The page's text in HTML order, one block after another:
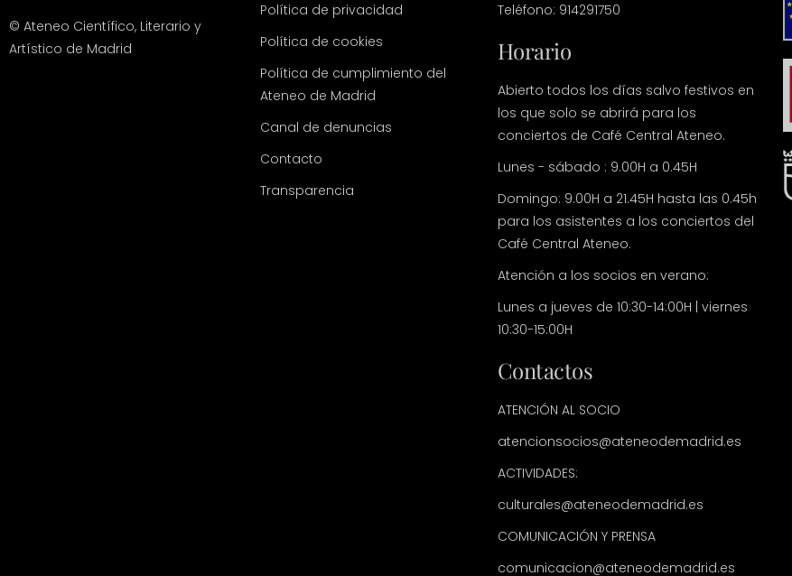
© Ateneo Científico, Literario y
Artístico de Madrid
Política de privacidad
Política de cookies
Política de cumplimiento del
Ateneo de Madrid
Canal de denuncias
Contacto
Transparencia
Teléfono: 914291750
Horario
Abierto todos los días salvo festivos en
los que solo se abrirá para los
conciertos de Café Central Ateneo.
Lunes - sábado : 9.00H a 0.45H
Domingo: 9.00H a 21.45H hasta las 0.45h
para los asistentes a los conciertos del
Café Central Ateneo.
Atención a los socios en verano:
Lunes a jueves de 10:30-14:00H | viernes
10:30-15:00H
Contactos
ATENCIÓN AL SOCIO
atencionsocios@ateneodemadrid.es
ACTIVIDADES:
culturales@ateneodemadrid.es
COMUNICACIÓN Y PRENSA
comunicacion@ateneodemadrid.es